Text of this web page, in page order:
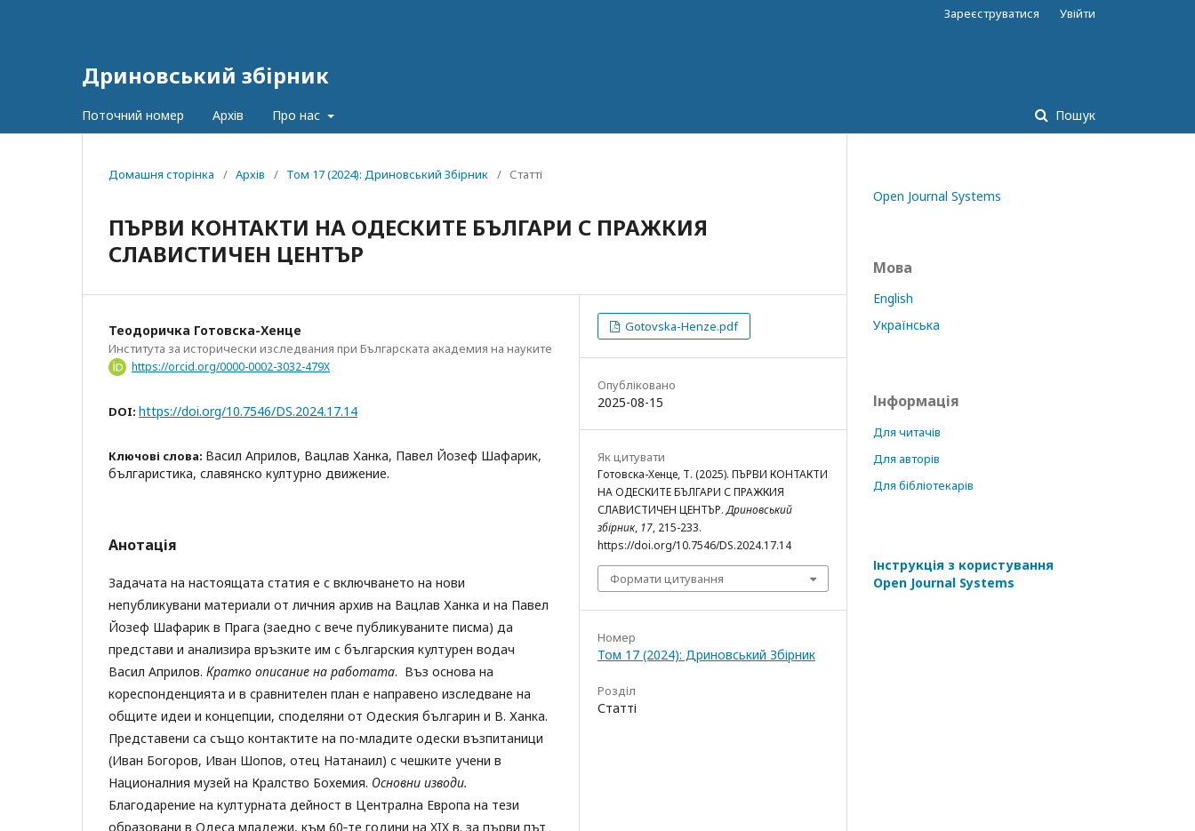
Дриновський збірник
Поточний номер Архів Про нас Пошук
Зареєструватися Увійти
Домашня сторінка / Архів / Том 17 (2024): Дриновський Збірник / Статті
ПЪРВИ КОНТАКТИ НА ОДЕСКИТЕ БЪЛГАРИ С ПРАЖКИЯ
СЛАВИСТИЧЕН ЦЕНТЪР
Теодоричка Готовска-Хенце
Института за исторически изследвания при Българската академия на науките
https://orcid.org/0000-0002-3032-479X
DOI: https://doi.org/10.7546/DS.2024.17.14
Ключові слова: Васил Априлов, Вацлав Ханка, Павел Йозеф Шафарик,
българистика, славянско културно движение.
Анотація
Задачата на настоящата статия е с включването на нови
непубликувани материали от личния архив на Вацлав Ханка и на Павел
Йозеф Шафарик в Прага (заедно с вече публикуваните писма) да
представи и анализира връзките им с българския културен водач
Васил Априлов. Кратко описание на работата. Въз основа на
кореспонденцията и в сравнителен план е направено изследване на
общите идеи и концепции, споделяни от Одеския българин и В. Ханка.
Представени са също контактите на по-младите одески възпитаници
(Иван Богоров, Иван Шопов, отец Натанаил) с чешките учени в
Националния музей на Кралство Бохемия. Основни изводи.
Благодарение на културната дейност в Централна Европа на тези
образовани в Одеса младежи, към 60‑те години на XIX в. за първи път
Gotovska-Henze.pdf
Опубліковано
2025-08-15
Як цитувати
Готовска-Хенце, Т. (2025). ПЪРВИ КОНТАКТИ
НА ОДЕСКИТЕ БЪЛГАРИ С ПРАЖКИЯ
СЛАВИСТИЧЕН ЦЕНТЪР.Дриновський
збірник, 17, 215-233.
https://doi.org/10.7546/DS.2024.17.14
Формати цитування
Номер
Том 17 (2024): Дриновський Збірник
Розділ
Статті
Open Journal Systems
Мова
English
Українська
Інформація
Для читачів
Для авторів
Для бібліотекарів
Інструкція з користування
Open Journal Systems